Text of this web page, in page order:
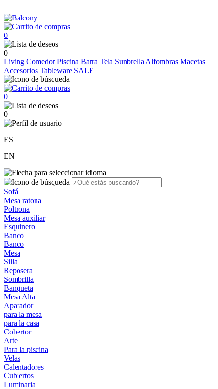
0
0
Living ComedorPiscina Barra Tela Sunbrella Alfombras Macetas
Accesorios Tableware SALE
0
0
ES
EN
Sofá
Mesa ratona
Poltrona
Mesa auxiliar
Esquinero
Banco
Banco
Mesa
Silla
Reposera
Sombrilla
Banqueta
Mesa Alta
Aparador
para la mesa
para la casa
Cobertor
Arte
Para la piscina
Velas
Calentadores
Cubiertos
Luminaria